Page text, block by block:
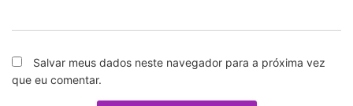
Salvar meus dados neste navegador para a próxima vez
que eu comentar.